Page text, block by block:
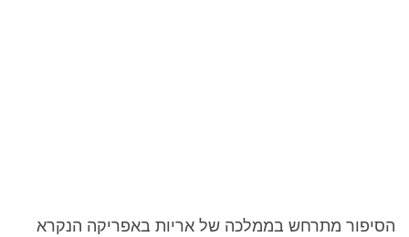
הסיפור מתרחש בממלכה של אריות באפריקה הנקרא